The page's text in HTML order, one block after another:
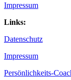
Impressum
Links:
Datenschutz
Impressum
Persönlichkeits-